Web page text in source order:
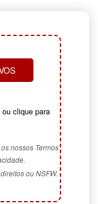
clique para
nossos Termos
ou NSFW.